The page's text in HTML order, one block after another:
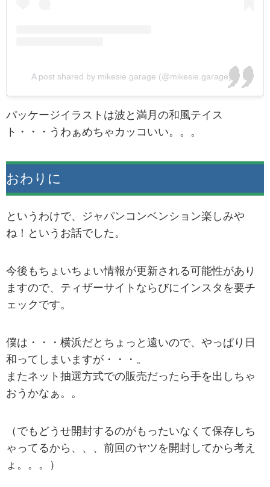
A post shared by mikesie garage (@mikesie.garage)
パッケージイラストは波と満月の和風テイス
ト・・・うわぁめちゃカッコいい。。。
おわりに
というわけで、ジャパンコンベンション楽しみや
ね！というお話でした。
今後もちょいちょい情報が更新される可能性があり
ますので、ティザーサイトならびにインスタを要チ
ェックです。
僕は・・・横浜だとちょっと遠いので、やっぱり日
和ってしまいますが・・・。
またネット抽選方式での販売だったら手を出しちゃ
おうかなぁ。。
（でもどうせ開封するのがもったいなくて保存しち
ゃってるから、、、前回のヤツを開封してから考え
ょ。。。）